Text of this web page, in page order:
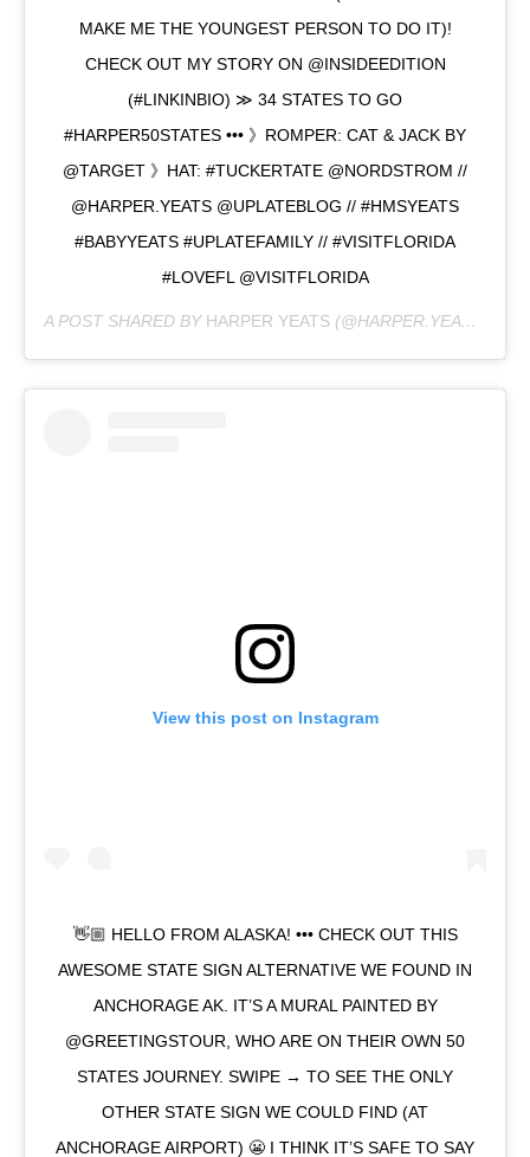
MAKE ME THE YOUNGEST PERSON TO DO IT)!
CHECK OUT MY STORY ON @INSIDEEDITION
(#LINKINBIO) ≫ 34 STATES TO GO
#HARPER50STATES ••• 》ROMPER: CAT & JACK BY
@TARGET 》HAT: #TUCKERTATE @NORDSTROM //
@HARPER.YEATS @UPLATEBLOG // #HMSYEATS
#BABYYEATS #UPLATEFAMILY // #VISITFLORIDA
#LOVEFL @VISITFLORIDA
A POST SHARED BY HARPER YEATS (@HARPER.YEATS) ON
View this post on Instagram
👋🏼 HELLO FROM ALASKA! ••• CHECK OUT THIS
AWESOME STATE SIGN ALTERNATIVE WE FOUND IN
ANCHORAGE AK. IT’S A MURAL PAINTED BY
@GREETINGSTOUR, WHO ARE ON THEIR OWN 50
STATES JOURNEY. SWIPE → TO SEE THE ONLY
OTHER STATE SIGN WE COULD FIND (AT
ANCHORAGE AIRPORT) 😬 I THINK IT’S SAFE TO SAY